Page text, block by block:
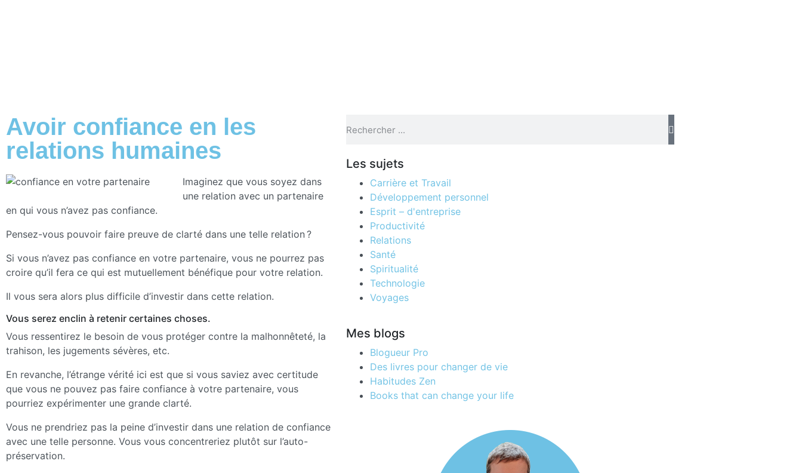
Avoir confiance en les
relations humaines
Imaginez que vous soyez dans
une relation avec un partenaire
en qui vous n’avez pas confiance.
Pensez-vous pouvoir faire preuve de clarté dans une telle relation ?
Si vous n’avez pas confiance en votre partenaire, vous ne pourrez pas
croire qu’il fera ce qui est mutuellement bénéfique pour votre relation.
Il vous sera alors plus difficile d’investir dans cette relation.
Vous serez enclin à retenir certaines choses.
Vous ressentirez le besoin de vous protéger contre la malhonnêteté, la
trahison, les jugements sévères, etc.
En revanche, l’étrange vérité ici est que si vous saviez avec certitude
que vous ne pouvez pas faire confiance à votre partenaire, vous
pourriez expérimenter une grande clarté.
Vous ne prendriez pas la peine d’investir dans une relation de confiance
avec une telle personne. Vous vous concentreriez plutôt sur l’auto-
préservation.
Les sujets
Carrière et Travail
Développement personnel
Esprit – d'entreprise
Productivité
Relations
Santé
Spiritualité
Technologie
Voyages
Mes blogs
Blogueur Pro
Des livres pour changer de vie
Habitudes Zen
Books that can change your life